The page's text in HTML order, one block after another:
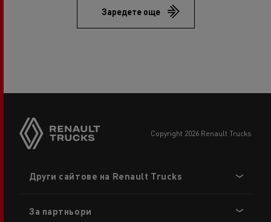
Заредете още
copyright 2026 Renault Trucks
menu
Други сайтове на Renault Trucks
За партньори